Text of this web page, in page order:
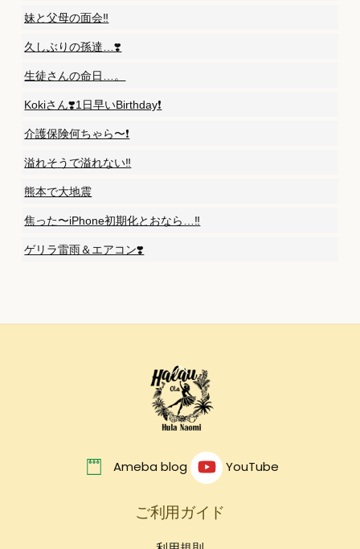
妹と父母の面会‼️
久しぶりの孫達…❣️
生徒さんの命日…。
Kokiさん❣️1日早いBirthday❗️
介護保険何ちゃら〜❗️
溢れそうで溢れない‼️
熊本で大地震
焦った〜iPhone初期化とおなら…‼️
ゲリラ雷雨＆エアコン❣️
Back
To
Top
Ameba blog YouTube
ご利用ガイド